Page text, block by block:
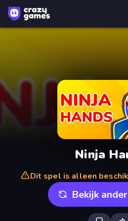
Ninja
Dit spel is alleen
Bekijk